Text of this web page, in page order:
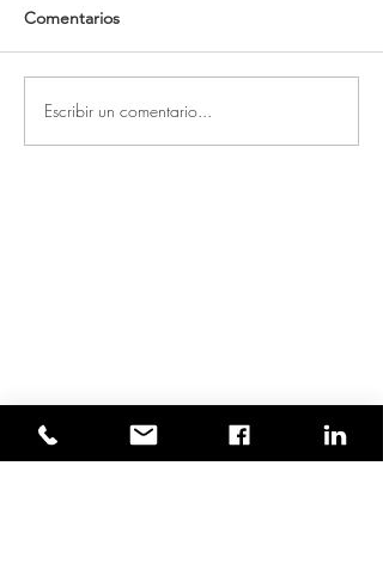
Comentarios
Escribir un comentario...
Entradas destacadas